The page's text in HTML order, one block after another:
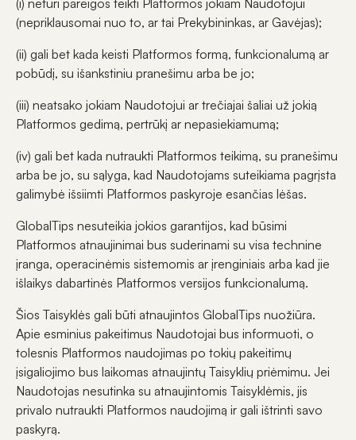
(i) neturi pareigos teikti Platformos jokiam Naudotojui
(nepriklausomai nuo to, ar tai Prekybininkas, ar Gavėjas);
(ii) gali bet kada keisti Platformos formą, funkcionalumą ar
pobūdį, su išankstiniu pranešimu arba be jo;
(iii) neatsako jokiam Naudotojui ar trečiajai šaliai už jokią
Platformos gedimą, pertrūkį ar nepasiekiamumą;
(iv) gali bet kada nutraukti Platformos teikimą, su pranešimu
arba be jo, su sąlyga, kad Naudotojams suteikiama pagrįsta
galimybė išsiimti Platformos paskyroje esančias lėšas.
GlobalTips nesuteikia jokios garantijos, kad būsimi
Platformos atnaujinimai bus suderinami su visa technine
įranga, operacinėmis sistemomis ar įrenginiais arba kad jie
išlaikys dabartinės Platformos versijos funkcionalumą.
Šios Taisyklės gali būti atnaujintos GlobalTips nuožiūra.
Apie esminius pakeitimus Naudotojai bus informuoti, o
tolesnis Platformos naudojimas po tokių pakeitimų
įsigaliojimo bus laikomas atnaujintų Taisyklių priėmimu. Jei
Naudotojas nesutinka su atnaujintomis Taisyklėmis, jis
privalo nutraukti Platformos naudojimą ir gali ištrinti savo
paskyrą.